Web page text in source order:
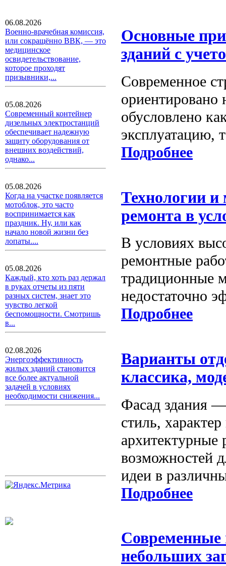
06.08.2026
Военно-врачебная комиссия,
или сокращённо ВВК, — это
медицинское
освидетельствование,
которое проходят
призывники,...
05.08.2026
Современный контейнер
дизельных электростанций
обеспечивает надежную
защиту оборудования от
внешних воздействий,
однако...
05.08.2026
Когда на участке появляется
мотоблок, это часто
воспринимается как
праздник. Ну, или как
начало новой жизни без
лопаты....
05.08.2026
Каждый, кто хоть раз держал
в руках отчеты из пяти
разных систем, знает это
чувство легкой
беспомощности. Смотришь
в...
02.08.2026
Энергоэффективность
жилых зданий становится
все более актуальной
задачей в условиях
необходимости снижения...
Основные
зданий с
Современное
ориентировано
обусловлено
эксплуатацию,
Подробнее
Технологии и
ремонта в
В условиях
ремонтные
традиционные
недостаточно
Подробнее
Варианты
классика,
Фасад здания
стиль,
возможностей
идеи в
Подробнее
Современные
небольших